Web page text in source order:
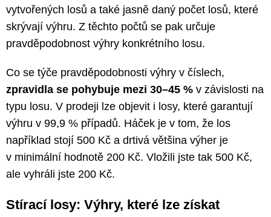
vytvořených losů a také jasně daný počet losů, které
skrývají výhru. Z těchto počtů se pak určuje
pravděpodobnost výhry konkrétního losu.
Co se týče pravděpodobnosti výhry v číslech,
zpravidla se pohybuje mezi 30–45 % v závislosti na
typu losu. V prodeji lze objevit i losy, které garantují
výhru v 99,9 % případů. Háček je v tom, že los
například stojí 500 Kč a drtivá většina výher je
v minimální hodnotě 200 Kč. Vložili jste tak 500 Kč,
ale vyhráli jste 200 Kč.
Stírací losy: Výhry, které lze získat